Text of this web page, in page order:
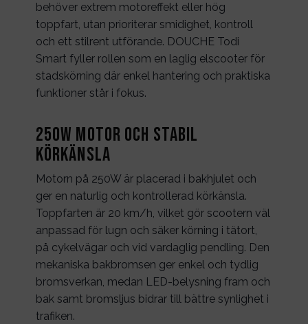
behöver extrem motoreffekt eller hög
toppfart, utan prioriterar smidighet, kontroll
och ett stilrent utförande. DOUCHE Todi
Smart fyller rollen som en laglig elscooter för
stadskörning där enkel hantering och praktiska
funktioner står i fokus.
250W motor och stabil
körkänsla
Motorn på 250W är placerad i bakhjulet och
ger en naturlig och kontrollerad körkänsla.
Toppfarten är 20 km/h, vilket gör scootern väl
anpassad för lugn och säker körning i tätort,
på cykelvägar och vid vardaglig pendling. Den
mekaniska bakbromsen ger enkel och tydlig
bromsverkan, medan LED-belysning fram och
bak samt bromsljus bidrar till bättre synlighet i
trafiken.